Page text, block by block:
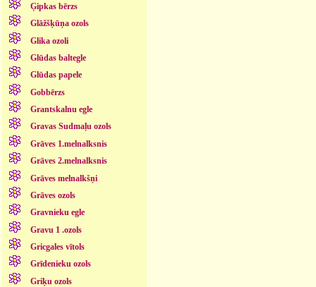
Ģipkas bērzs
Glāžšķūņa ozols
Glika ozoli
Glūdas baltegle
Glūdas papele
Gobbērzs
Grantskalnu egle
Gravas Sudmaļu ozols
Grāves 1.melnalksnis
Grāves 2.melnalksnis
Grāves melnalkšņi
Grāves ozols
Gravnieku egle
Gravu 1 .ozols
Gricgales vītols
Grīdenieku ozols
Griķu ozols